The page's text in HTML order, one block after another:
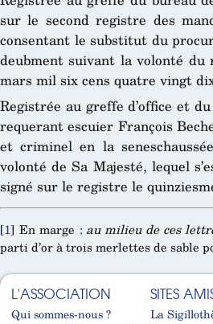
sur le second registre des
consentant le substitut du
deubment suivant la volonté du
mars mil six cens quatre vingt
Registrée au greffe d’office et
requerant escuier François
et criminel en la
volonté de Sa Majesté, lequel
signé sur le registre le
[1] En marge : au milieu de ces
parti d’or à trois merlettes de sable
L'ASSOCIATION
Qui sommes-nous ?
SITES
La